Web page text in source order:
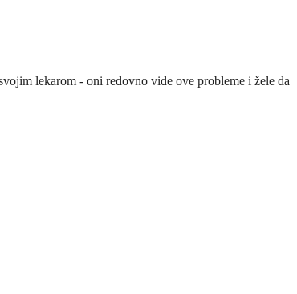
lekarom - oni redovno vide ove probleme i žele da